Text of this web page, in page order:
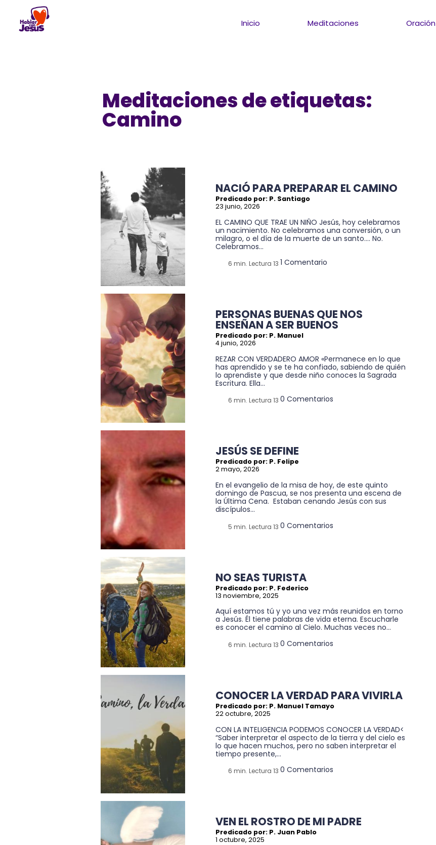
content
Inicio Meditaciones Oración
Meditaciones de etiquetas:
Camino
NACIÓ PARA PREPARAR EL CAMINO
Predicado por: P. Santiago
23 junio, 2026
EL CAMINO QUE TRAE UN NIÑO Jesús, hoy celebramos
un nacimiento. No celebramos una conversión, o un
milagro, o el día de la muerte de un santo…. No.
Celebramos...
6 min. Lectura 13 1 Comentario
PERSONAS BUENAS QUE NOS
ENSEÑAN A SER BUENOS
Predicado por: P. Manuel
4 junio, 2026
REZAR CON VERDADERO AMOR «Permanece en lo que
has aprendido y se te ha confiado, sabiendo de quién
lo aprendiste y que desde niño conoces la Sagrada
Escritura. Ella...
6 min. Lectura 13 0 Comentarios
JESÚS SE DEFINE
Predicado por: P. Felipe
2 mayo, 2026
En el evangelio de la misa de hoy, de este quinto
domingo de Pascua, se nos presenta una escena de
la Última Cena. Estaban cenando Jesús con sus
discípulos...
5 min. Lectura 13 0 Comentarios
NO SEAS TURISTA
Predicado por: P. Federico
13 noviembre, 2025
Aquí estamos tú y yo una vez más reunidos en torno
a Jesús. Él tiene palabras de vida eterna. Escucharle
es conocer el camino al Cielo. Muchas veces no...
6 min. Lectura 13 0 Comentarios
CONOCER LA VERDAD PARA VIVIRLA
Predicado por: P. Manuel Tamayo
22 octubre, 2025
CON LA INTELIGENCIA PODEMOS CONOCER LA VERDAD<
“Saber interpretar el aspecto de la tierra y del cielo es
lo que hacen muchos, pero no saben interpretar el
tiempo presente,...
6 min. Lectura 13 0 Comentarios
VEN EL ROSTRO DE MI PADRE
Predicado por: P. Juan Pablo
1 octubre, 2025